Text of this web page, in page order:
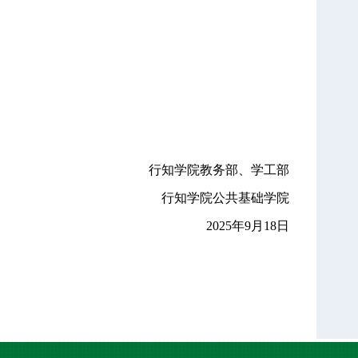
行知学院教务部、学工部
行知学院公共基础学院
2025年9月18日